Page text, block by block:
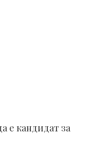
е кандидат за